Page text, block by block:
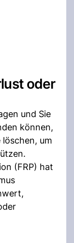
oder
und Sie
können,
löschen, um
(FRP) hat